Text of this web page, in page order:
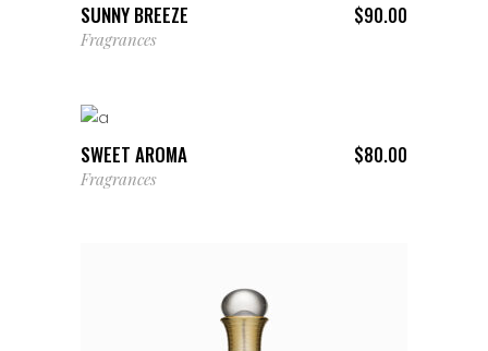
SUNNY BREEZE $90.00
Fragrances
SWEET AROMA $80.00
Fragrances